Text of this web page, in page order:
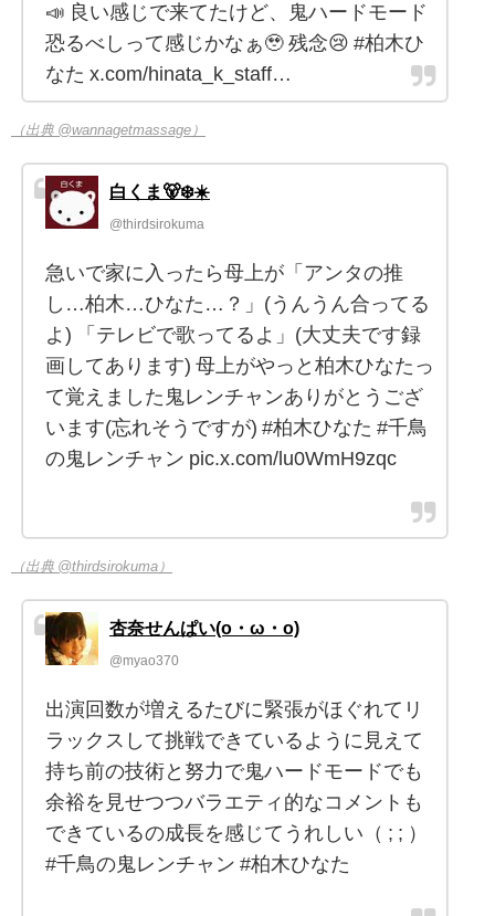
📣 良い感じで来てたけど、鬼ハードモード
恐るべしって感じかなぁ🥹 残念😢 #柏木ひ
なた x.com/hinata_k_staff…
（出典 @wannagetmassage）
白くま🐻‍❄️☀️
@thirdsirokuma
急いで家に入ったら母上が「アンタの推
し…柏木…ひなた…？」(うんうん合ってる
よ) 「テレビで歌ってるよ」(大丈夫です録
画してあります) 母上がやっと柏木ひなたっ
て覚えました鬼レンチャンありがとうござ
います(忘れそうですが) #柏木ひなた #千鳥
の鬼レンチャン pic.x.com/lu0WmH9zqc
（出典 @thirdsirokuma）
杏奈せんぱい(o・ω・o)
@myao370
出演回数が増えるたびに緊張がほぐれてリ
ラックスして挑戦できているように見えて
持ち前の技術と努力で鬼ハードモードでも
余裕を見せつつバラエティ的なコメントも
できているの成長を感じてうれしい（ ; ; ）
#千鳥の鬼レンチャン #柏木ひなた